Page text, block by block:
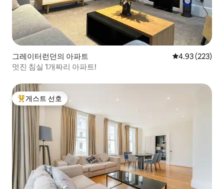
그레이터런던의 아파트 평점 4.93점(5
4.93 (223)
멋진 침실 1개짜리 아파트!
상위 게스트 선호
게스트 선호